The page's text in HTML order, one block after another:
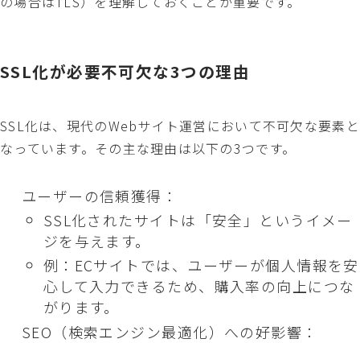
SSL化が必要不可欠な3つの理由
SSL化は、現代のWebサイト運営において不可欠な要素と
なっています。その主な理由は以下の3つです。
ユーザーの信頼獲得：
SSL化されたサイトは「安全」というイメー
ジを与えます。
例：ECサイトでは、ユーザーが個人情報を安
心して入力できるため、購入率の向上につな
がります。
SEO（検索エンジン最適化）への好影響：